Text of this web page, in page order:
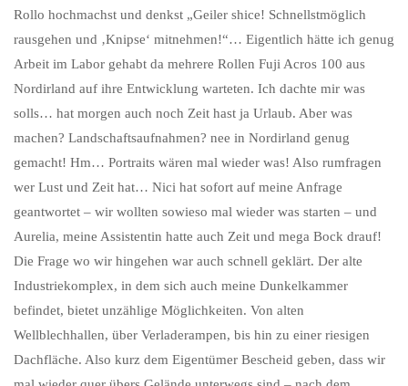
Rollo hochmachst und denkst „Geiler shice! Schnellstmöglich
rausgehen und ‚Knipse‘ mitnehmen!“… Eigentlich hätte ich genug
Arbeit im Labor gehabt da mehrere Rollen Fuji Acros 100 aus
Nordirland auf ihre Entwicklung warteten. Ich dachte mir was
solls… hat morgen auch noch Zeit hast ja Urlaub. Aber was
machen? Landschaftsaufnahmen? nee in Nordirland genug
gemacht! Hm… Portraits wären mal wieder was! Also rumfragen
wer Lust und Zeit hat… Nici hat sofort auf meine Anfrage
geantwortet – wir wollten sowieso mal wieder was starten – und
Aurelia, meine Assistentin hatte auch Zeit und mega Bock drauf!
Die Frage wo wir hingehen war auch schnell geklärt. Der alte
Industriekomplex, in dem sich auch meine Dunkelkammer
befindet, bietet unzählige Möglichkeiten. Von alten
Wellblechhallen, über Verladerampen, bis hin zu einer riesigen
Dachfläche. Also kurz dem Eigentümer Bescheid geben, dass wir